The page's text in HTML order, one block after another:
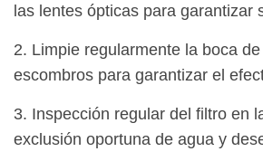
las lentes ópticas para garantizar
2. Limpie regularmente la boca
escombros para garantizar el
3. Inspección regular del filtro en
exclusión oportuna de agua y